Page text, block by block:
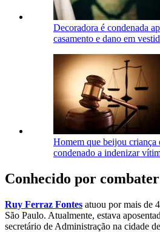
Decoradora é condenada
casamento e dano em
Homem que beijou criança
condenado a indenizar
Conhecido por
Ruy Ferraz Fontes atuou por mais de
São Paulo. Atualmente, estava
secretário de Administração na cidade